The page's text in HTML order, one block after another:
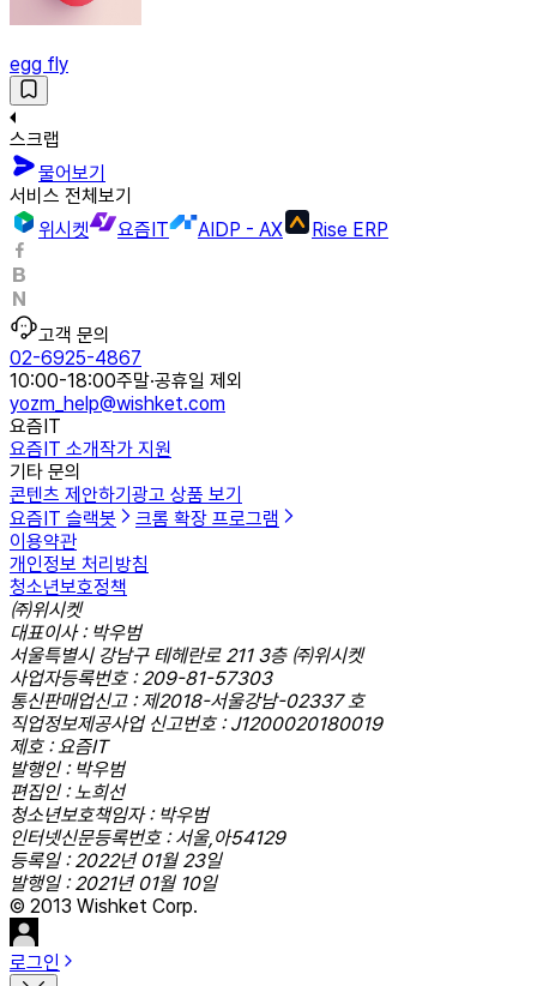
egg fly
스크랩
물어보기
서비스 전체보기
위시켓
요즘IT AIDP - AX Rise ERP
고객 문의
02-6925-4867
10:00-18:00주말·공휴일 제외
yozm_help@wishket.com
요즘IT
요즘IT 소개작가 지원
기타 문의
콘텐츠 제안하기 광고 상품 보기
요즘IT 슬랙봇
크롬 확장 프로그램
이용약관
개인정보 처리방침
청소년보호정책
㈜위시켓
대표이사 : 박우범
서울특별시 강남구 테헤란로 211 3층 ㈜위시켓
사업자등록번호 : 209-81-57303
통신판매업신고 : 제2018-서울강남-02337 호
직업정보제공사업 신고번호 : J1200020180019
제호 : 요즘IT
발행인 : 박우범
편집인 : 노희선
청소년보호책임자 : 박우범
인터넷신문등록번호 : 서울,아54129
등록일 : 2022년 01월 23일
발행일 : 2021년 01월 10일
© 2013 Wishket Corp.
로그인